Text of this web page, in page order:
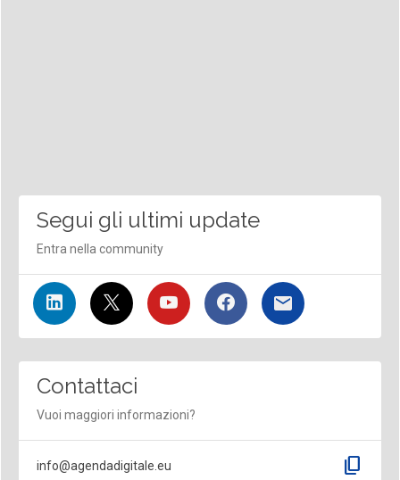
Segui gli ultimi update
Entra nella community
Contattaci
Vuoi maggiori informazioni?
info@agendadigitale.eu content_copy